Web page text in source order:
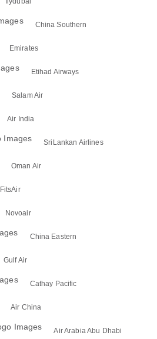
China Southern
Emirates
Etihad Airways
Salam Air
Air India
SriLankan Airlines
Oman Air
FitsAir
Novoair
China Eastern
Gulf Air
Cathay Pacific
Air China
Air Arabia Abu Dhabi